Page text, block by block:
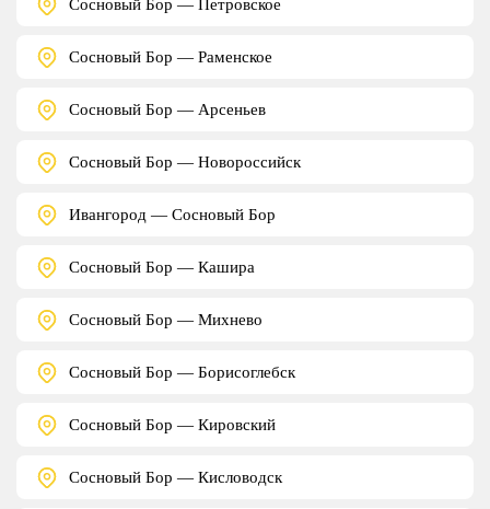
Сосновый Бор — Петровское
Сосновый Бор — Раменское
Сосновый Бор — Арсеньев
Сосновый Бор — Новороссийск
Ивангород — Сосновый Бор
Сосновый Бор — Кашира
Сосновый Бор — Михнево
Сосновый Бор — Борисоглебск
Сосновый Бор — Кировский
Сосновый Бор — Кисловодск